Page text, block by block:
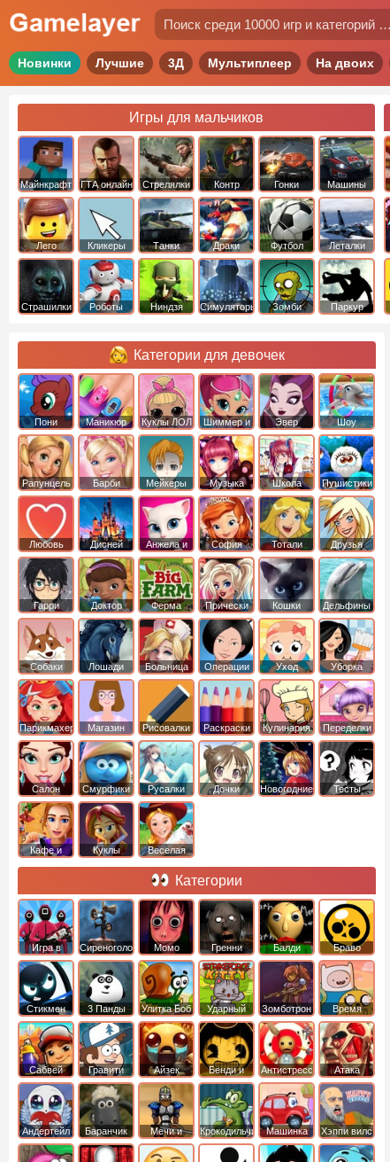
Новинки Лучшие 3Д Мультиплеер На двоих
Игры для мальчиков
Майнкрафт ГТА онлайн Стрелялки
Контр
Страйк
Гонки Машины
Лего Кликеры Танки Драки Футбол Леталки
Страшилки Роботы Ниндзя Симуляторы Зомби Паркур
Категории для девочек
Пони
креатор
Маникюр Куклы ЛОЛ
Шиммер и
Шайн
Эвер
Афтер Хай
Шоу
дельфинов
Рапунцель Барби Мейкеры Музыка Школа Пушистики
Любовь Дисней
Анжела и
том
София
Прекрасная
Тотали
Спайс
Друзья
ангелов
Гарри
Поттер
Доктор
Плюшева
Ферма Прически Кошки Дельфины
Собаки Лошади Больница Операции Уход Уборка
Парикмахер Магазин Рисовалки Раскраски Кулинария Переделки
Салон Смурфики Русалки Дочки Новогодние Тесты
Кафе и
Куклы
Веселая
Категории
Игра в
Кальмара
Сиреноголовый Момо Гренни Балди
Браво
Старс
Стикмен 3 Панды Улитка Боб
Ударный
отряд котят
Зомботрон
Время
Приключений
Сабвей
Серф
Гравити
Фолз
Айзек
Бенди и
Чернильная
машина
Антистресс
Атака
Титанов
Андертейл
Баранчик
Шон
Мечи и
Сандали
Крокодильчик
Свомпи
Машинка
Вилли
Хэппи вилс